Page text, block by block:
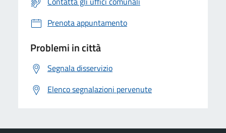
Prenota appuntamento
Problemi in città
Segnala disservizio
Elenco segnalazioni pervenute